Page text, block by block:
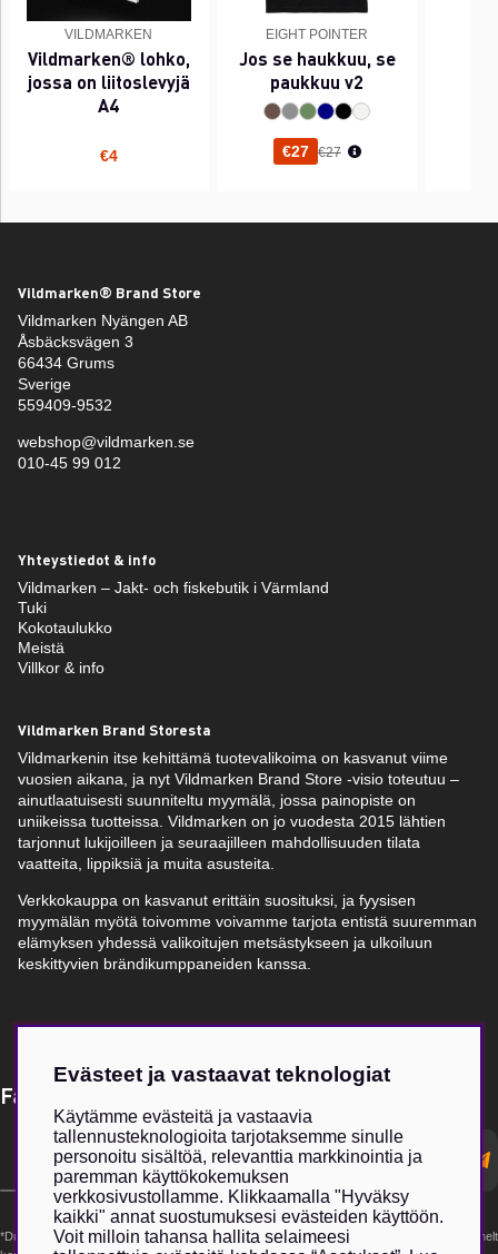
VILDMARKEN
Vildmarken® lohko,
jossa on liitoslevyjä
A4
€4
EIGHT POINTER
Jos se haukkuu, se
paukkuu v2
€27 Normaali hinta
€27
Vildmarken® Brand Store
Vildmarken Nyängen AB
Åsbäcksvägen 3
66434 Grums
Sverige
559409-9532
webshop@vildmarken.se
010-45 99 012
Yhteystiedot & info
Vildmarken – Jakt- och fiskebutik i Värmland
Tuki
Kokotaulukko
Meistä
Villkor & info
Vildmarken Brand Storesta
Vildmarkenin itse kehittämä tuotevalikoima on kasvanut viime
vuosien aikana, ja nyt Vildmarken Brand Store -visio toteutuu –
ainutlaatuisesti suunniteltu myymälä, jossa painopiste on
uniikeissa tuotteissa. Vildmarken on jo vuodesta 2015 lähtien
tarjonnut lukijoilleen ja seuraajilleen mahdollisuuden tilata
vaatteita, lippiksiä ja muita asusteita.
Verkkokauppa on kasvanut erittäin suosituksi, ja fyysisen
myymälän myötä toivomme voivamme tarjota entistä suuremman
elämyksen yhdessä valikoitujen metsästykseen ja ulkoiluun
keskittyvien brändikumppaneiden kanssa.
Få Magasin Vildmarken direkt till din e-post!*
postadress
*Du kan även få erbjudanden och nyheter från samarbetspartners. Din prenumeration är helt
Evästeet ja vastaavat teknologiat
Käytämme evästeitä ja vastaavia
tallennusteknologioita tarjotaksemme sinulle
personoitu sisältöä, relevanttia markkinointia ja
paremman käyttökokemuksen
verkkosivustollamme. Klikkaamalla "Hyväksy
kaikki" annat suostumuksesi evästeiden käyttöön.
Voit milloin tahansa hallita selaimeesi